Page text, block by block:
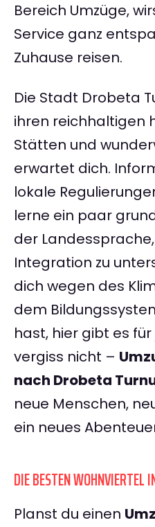
Bereich Umzüge,
Service ganz
Zuhause reisen.
Die Stadt Drobeta
ihren reichhaltigen
Stätten und
erwartet dich.
lokale
lerne ein paar
der
Integration zu
dich wegen des
dem
hast, hier gibt es
vergiss nicht –
nach Drobeta
neue Menschen,
ein neues
DIE BESTEN WOHNVIERTEL
Planst du einen